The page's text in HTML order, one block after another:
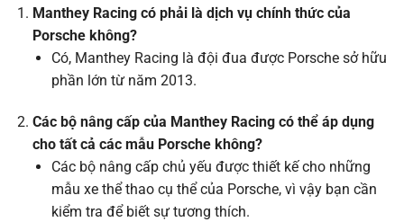
Manthey Racing có phải là dịch vụ chính thức của
Porsche không?
Có, Manthey Racing là đội đua được Porsche sở hữu
phần lớn từ năm 2013.
Các bộ nâng cấp của Manthey Racing có thể áp dụng
cho tất cả các mẫu Porsche không?
Các bộ nâng cấp chủ yếu được thiết kế cho những
mẫu xe thể thao cụ thể của Porsche, vì vậy bạn cần
kiểm tra để biết sự tương thích.